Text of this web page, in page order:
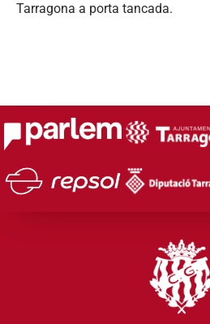
Tarragona a porta tancada.